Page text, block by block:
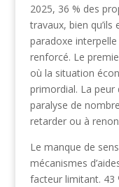
2025, 36 % des
travaux, bien
paradoxe
renforcé. Le
où la situation
primordial. La peur
paralyse de
retarder ou à
Le manque de
mécanismes
facteur limitant. 43